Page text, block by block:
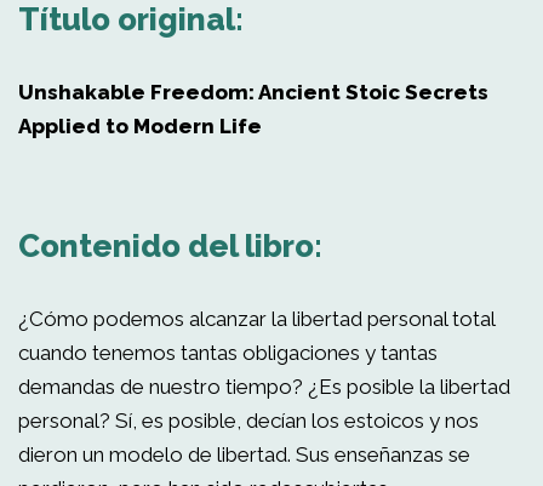
Título original:
Unshakable Freedom: Ancient Stoic Secrets
Applied to Modern Life
Contenido del libro:
¿Cómo podemos alcanzar la libertad personal total
cuando tenemos tantas obligaciones y tantas
demandas de nuestro tiempo? ¿Es posible la libertad
personal? Sí, es posible, decían los estoicos y nos
dieron un modelo de libertad. Sus enseñanzas se